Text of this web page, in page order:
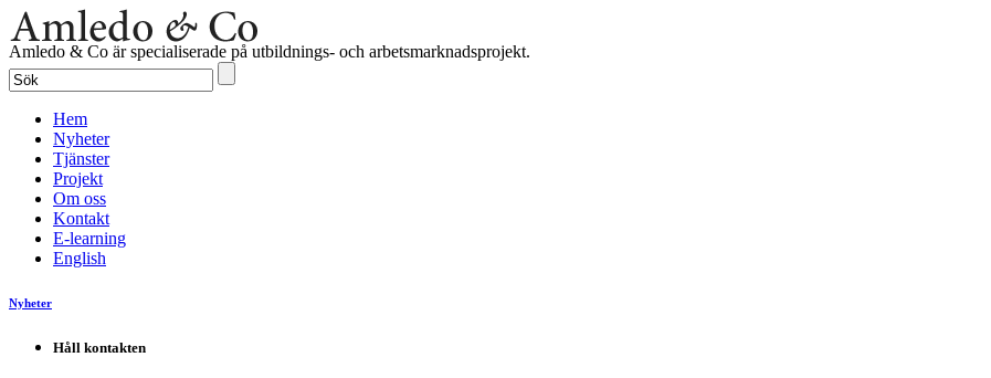
Amledo & Co är specialiserade på utbildnings- och arbetsmarknadsprojekt.
Hem
Nyheter
Tjänster
Projekt
Om oss
Kontakt
E-learning
English
Nyheter
Håll kontakten